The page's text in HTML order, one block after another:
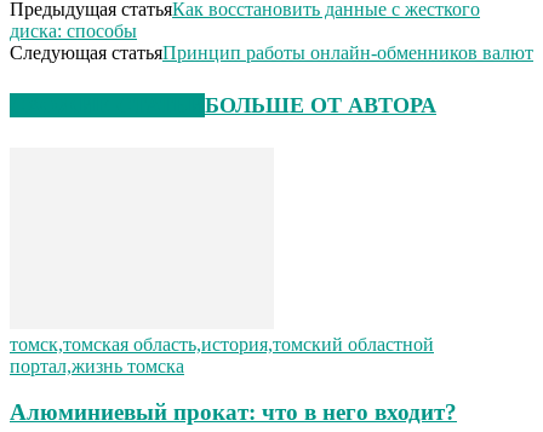
Предыдущая статьяКак восстановить данные с жесткого
диска: способы
Следующая статьяПринцип работы онлайн-обменников валют
БОЛЬШЕ ОТ АВТОРА
томск,томская область,история,томский областной
портал,жизнь томска
Алюминиевый прокат: что в него входит?